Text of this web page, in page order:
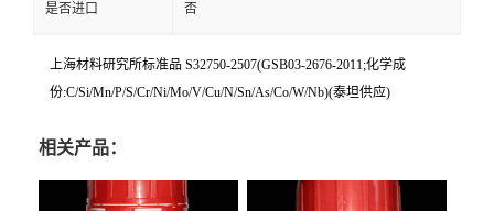
是否进口 否
上海材料研究所标准品 S32750-2507(GSB03-2676-2011;化学成
份:C/Si/Mn/P/S/Cr/Ni/Mo/V/Cu/N/Sn/As/Co/W/Nb)(泰坦供应)
相关产品：